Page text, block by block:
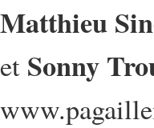
Matthieu
et Sonny